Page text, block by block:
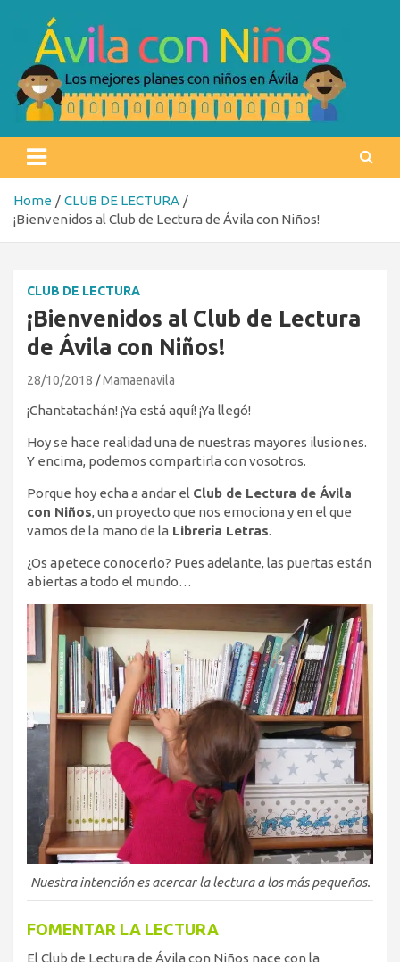
content
Ávila con niños
Home
CLUB DE LECTURA
¡Bienvenidos al Club de Lectura de Ávila con Niños!
CLUB DE LECTURA
¡Bienvenidos al Club de Lectura
de Ávila con Niños!
28/10/2018 Mamaenavila
¡Chantatachán! ¡Ya está aquí! ¡Ya llegó!
Hoy se hace realidad una de nuestras mayores ilusiones.
Y encima, podemos compartirla con vosotros.
Porque hoy echa a andar el Club de Lectura de Ávila
con Niños, un proyecto que nos emociona y en el que
vamos de la mano de la Librería Letras.
¿Os apetece conocerlo? Pues adelante, las puertas están
abiertas a todo el mundo…
Nuestra intención es acercar la lectura a los más pequeños.
FOMENTAR LA LECTURA
El Club de Lectura de Ávila con Niños nace con la